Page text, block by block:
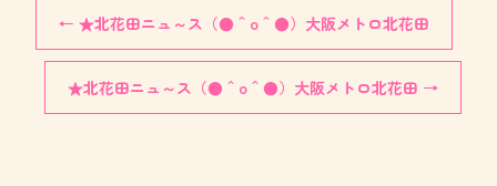
← ★北花田ニュ～ス（●＾o＾●）大阪メトロ北花田
★北花田ニュ～ス（●＾o＾●）大阪メトロ北花田 →